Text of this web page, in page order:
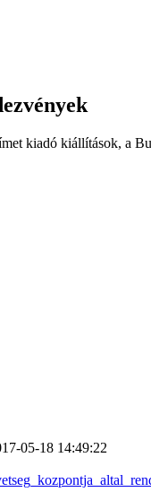
kiadó kiállítások, a
05-18 14:49:22